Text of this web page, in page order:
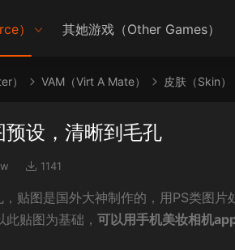
） 其她游戏（Other Games）
） VAM（Virt A Mate） 皮肤（Skin）
设，清晰到毛孔
1141
贴图是国外大神制作的，用PS类图
贴图为基础， 可以用手机美妆相机